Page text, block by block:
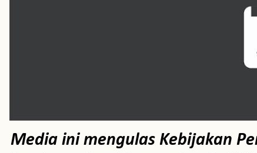
Media ini mengulas Kebijakan